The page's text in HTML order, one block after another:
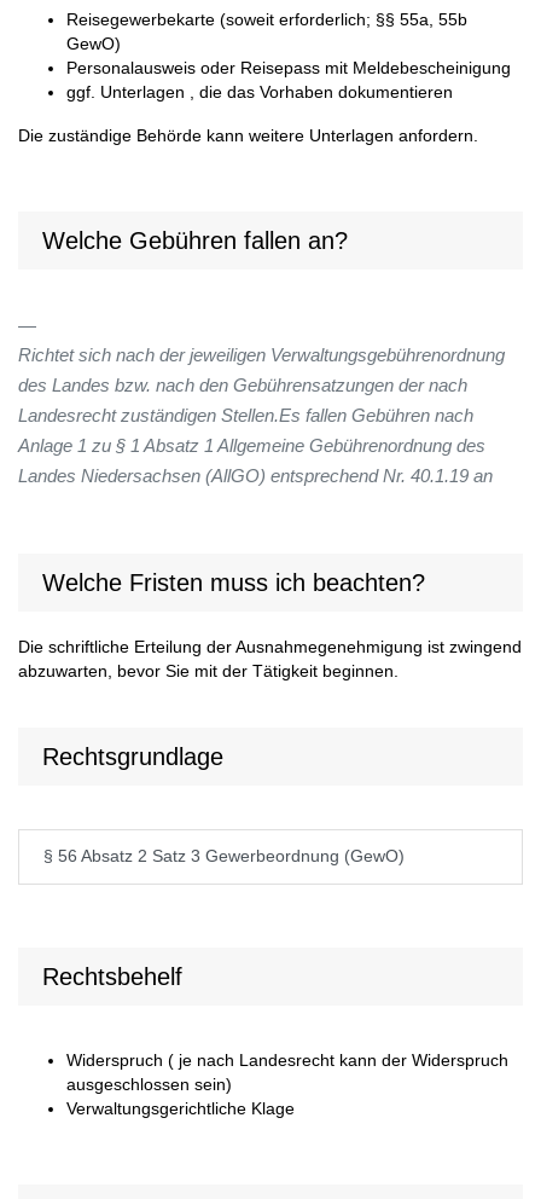
Reisegewerbekarte (soweit erforderlich; §§ 55a, 55b
GewO)
Personalausweis oder Reisepass mit Meldebescheinigung
ggf. Unterlagen , die das Vorhaben dokumentieren
Die zuständige Behörde kann weitere Unterlagen anfordern.
Welche Gebühren fallen an?
Richtet sich nach der jeweiligen Verwaltungsgebührenordnung
des Landes bzw. nach den Gebührensatzungen der nach
Landesrecht zuständigen Stellen.Es fallen Gebühren nach
Anlage 1 zu § 1 Absatz 1 Allgemeine Gebührenordnung des
Landes Niedersachsen (AllGO) entsprechend Nr. 40.1.19 an
Welche Fristen muss ich beachten?
Die schriftliche Erteilung der Ausnahmegenehmigung ist zwingend
abzuwarten, bevor Sie mit der Tätigkeit beginnen.
Rechtsgrundlage
§ 56 Absatz 2 Satz 3 Gewerbeordnung (GewO)
Rechtsbehelf
Widerspruch ( je nach Landesrecht kann der Widerspruch
ausgeschlossen sein)
Verwaltungsgerichtliche Klage